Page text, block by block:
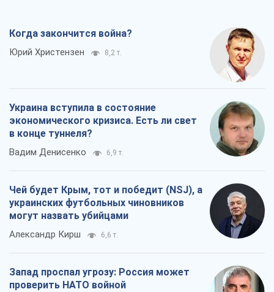
Когда закончится война?
Юрий Христензен 8,2 т.
Украина вступила в состояние
экономического кризиса. Есть ли свет
в конце туннеля?
Вадим Денисенко 6,9 т.
Чей будет Крым, тот и победит (NSJ), а
украинских футбольных чиновников
могут назвать убийцами
Александр Кирш 6,6 т.
Запад проспал угрозу: Россия может
проверить НАТО войной